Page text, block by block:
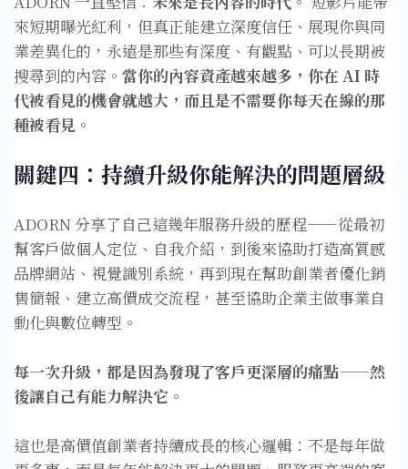
來短期曝光紅利，但真正能建立深度信任、展現你與同
業差異化的，永遠是那些有深度、有觀點、可以長期被
搜尋到的內容。 當你的內容資產越來越多，你在 AI 時
代被看見的機會就越大，而且是不需要你每天在線的那
種被看見。
關鍵四：持續升級你能解決的問題層級
ADORN 分享了自己這幾年服務升級的歷程——從最初
幫客戶做個人定位、自我介紹，到後來協助打造高質感
品牌網站、視覺識別系統，再到現在幫助創業者優化銷
售簡報、建立高價成交流程，甚至協助企業主做事業自
動化與數位轉型。
每一次升級，都是因為發現了客戶更深層的痛點——然
後讓自己有能力解決它。
這也是高價值創業者持續成長的核心邏輯：不是每年做